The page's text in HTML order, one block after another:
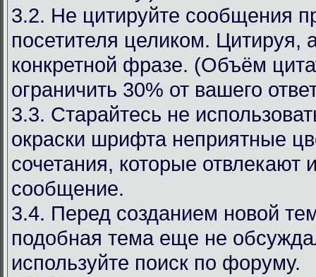
3.2. Не цитируйте сообщения
посетителя целиком. Цитируя,
конкретной фразе. (Объём
ограничить 30% от вашего
3.3. Старайтесь не
окраски шрифта неприятные
сочетания, которые отвлекают
сообщение.
3.4. Перед созданием новой
подобная тема еще не
используйте поиск по форуму.